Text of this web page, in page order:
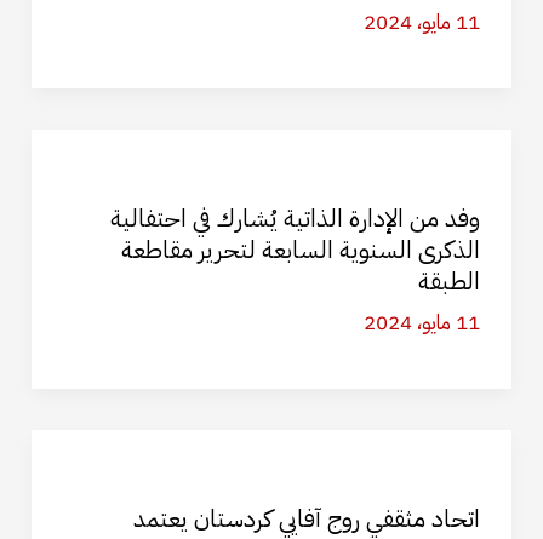
11 مايو، 2024
وفد من الإدارة الذاتية يُشارك في احتفالية
الذكرى السنوية السابعة لتحرير مقاطعة
الطبقة
11 مايو، 2024
اتحاد مثقفي روج آفايي كردستان يعتمد